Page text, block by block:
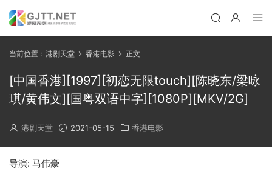
当前位置： 港剧天堂 香港电影 正文
[中国香港][1997][初恋无限touch][陈晓东/梁咏
琪/黄伟文][国粤双语中字][1080P][MKV/2G]
港剧天堂 2021-05-15 香港电影
导演: 马伟豪